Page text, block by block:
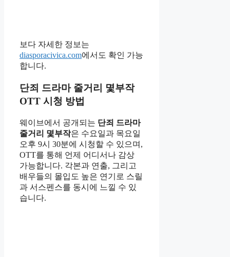
보다 자세한 정보는
diasporacivica.com에서도 확인 가능
합니다.
단죄 드라마 줄거리 몇부작
OTT 시청 방법
웨이브에서 공개되는 단죄 드라마
줄거리 몇부작은 수요일과 목요일
오후 9시 30분에 시청할 수 있으며,
OTT를 통해 언제 어디서나 감상
가능합니다. 각본과 연출, 그리고
배우들의 몰입도 높은 연기로 스릴
과 서스펜스를 동시에 느낄 수 있
습니다.